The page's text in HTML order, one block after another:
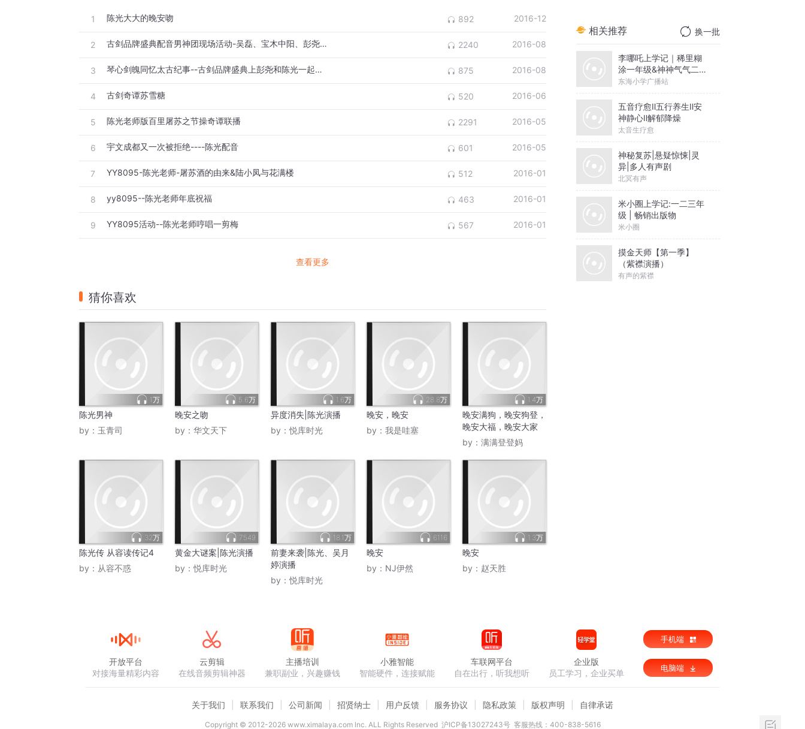
1 陈光大大的晚安吻 892 2016-12
2 古剑品牌盛典配音男神团现场活动-吴磊、宝木中阳、彭尧、惠龙、陈光等 2240 2016-08
3 琴心剑魄同忆太古纪事--古剑品牌盛典上彭尧和陈光一起朗读太古纪事 875 2016-08
4 古剑奇谭苏雪糖 520 2016-06
5 陈光老师版百里屠苏之节操奇谭联播 2291 2016-05
6 宇文成都又一次被拒绝----陈光配音 601 2016-05
7 YY8095-陈光老师-屠苏酒的由来&陆小凤与花满楼 512 2016-01
8 yy8095--陈光老师年底祝福 463 2016-01
9 YY8095活动--陈光老师哼唱一剪梅 567 2016-01
查看更多
猜你喜欢
1万
陈光男神
by： 玉青司
5.6万
晚安之吻
by： 华文天下
1.6万
异度消失|陈光演播
by：悦库时光
28.8万
晚安，晚安
by： 我是哇塞
1.4万
晚安满狗，晚安狗登，
晚安大福，晚安大家
by： 满满登登妈
32万
陈光传 从容读传记4
by： 从容不惑
7549
黄金大谜案|陈光演播
by：悦库时光
18.1万
前妻来袭|陈光、吴月
婷演播
by：悦库时光
6116
晚安
by： NJ伊然
1.3万
晚安
by： 赵天胜
相关推荐 换一批
李哪吒上学记｜稀里糊
涂一年级&神神气气二年
级
东海小学广播站
五音疗愈Ⅱ五行养生Ⅱ安
神静心Ⅱ解郁降燥
太音生疗愈
神秘复苏|悬疑惊悚|灵
异|多人有声剧
北冥有声
米小圈上学记:一二三年
级 | 畅销出版物
米小圈
摸金天师【第一季】
（紫襟演播）
有声的紫襟
开放平台
对接海量精彩内容
云剪辑
在线音频剪辑神器
主播培训
兼职副业，兴趣赚钱
小雅智能
智能硬件，连接赋能
车联网平台
自在出行，听我想听
企业版
员工学习，企业买单
手机端
电脑端
关于我们 联系我们 公司新闻 招贤纳士 用户反馈 服务协议 隐私政策 版权声明 自律承诺
Copyright © 2012-2026www.ximalaya.com lnc. ALL Rights Reserved 沪ICP备13027243号 客服热线：400-838-5616